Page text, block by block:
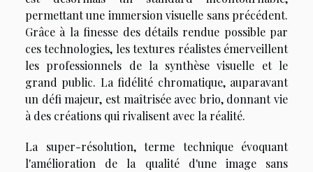
permettant une immersion visuelle sans précédent.
Grâce à la finesse des détails rendue possible par
ces technologies, les textures réalistes émerveillent
les professionnels de la synthèse visuelle et le
grand public. La fidélité chromatique, auparavant
un défi majeur, est maîtrisée avec brio, donnant vie
à des créations qui rivalisent avec la réalité.
La super-résolution, terme technique évoquant
l'amélioration de la qualité d'une image sans